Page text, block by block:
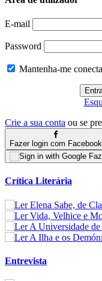
E-mail
Password
Mantenha-me
Crie a sua conta ou se
Fazer login com Facebook
Crítica Literária
Entrevista